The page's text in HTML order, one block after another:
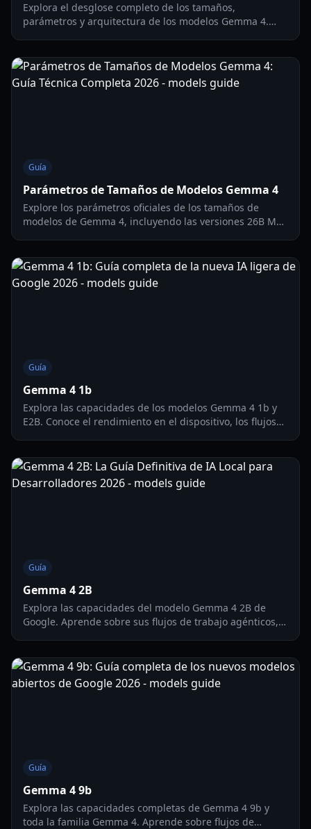
Explora el desglose completo de los tamaños,
parámetros y arquitectura de los modelos Gemma 4.
Guía
Parámetros de Tamaños de Modelos Gemma 4
Explore los parámetros oficiales de los tamaños de
modelos de Gemma 4, incluyendo las versiones 26B MoE
Guía
Gemma 4 1b
Explora las capacidades de los modelos Gemma 4 1b y
E2B. Conoce el rendimiento en el dispositivo, los flujos
Guía
Gemma 4 2B
Explora las capacidades del modelo Gemma 4 2B de
Google. Aprende sobre sus flujos de trabajo agénticos,
Guía
Gemma 4 9b
Explora las capacidades completas de Gemma 4 9b y
toda la familia Gemma 4. Aprende sobre flujos de